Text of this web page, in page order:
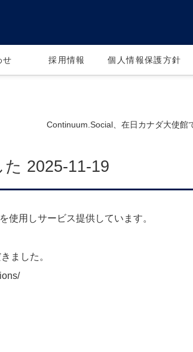
せ 採用情報 個人情報保護方針
Continuum.Social、在日カナダ大使
2025-11-19
使用しサービス提供しています。
ました。